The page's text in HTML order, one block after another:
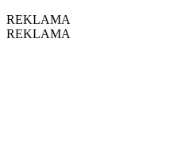
REKLAMA
REKLAMA